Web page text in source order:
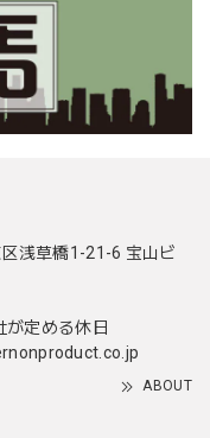
浅草橋1-21-6 宝山ビ
が定める休日
ABOUT